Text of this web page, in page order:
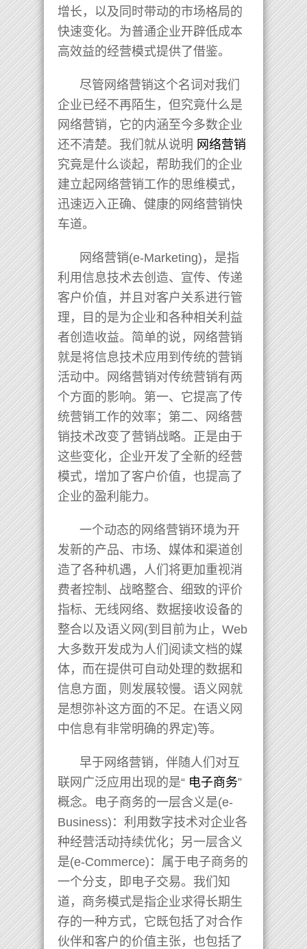
增长，以及同时带动的市场格局的
快速变化。为普通企业开辟低成本
高效益的经营模式提供了借鉴。
尽管网络营销这个名词对我们
企业已经不再陌生，但究竟什么是
网络营销，它的内涵至今多数企业
还不清楚。我们就从说明 网络营销
究竟是什么谈起，帮助我们的企业
建立起网络营销工作的思维模式，
迅速迈入正确、健康的网络营销快
车道。
网络营销(e-Marketing)，是指
利用信息技术去创造、宣传、传递
客户价值，并且对客户关系进行管
理，目的是为企业和各种相关利益
者创造收益。简单的说，网络营销
就是将信息技术应用到传统的营销
活动中。网络营销对传统营销有两
个方面的影响。第一、它提高了传
统营销工作的效率；第二、网络营
销技术改变了营销战略。正是由于
这些变化，企业开发了全新的经营
模式，增加了客户价值，也提高了
企业的盈利能力。
一个动态的网络营销环境为开
发新的产品、市场、媒体和渠道创
造了各种机遇，人们将更加重视消
费者控制、战略整合、细致的评价
指标、无线网络、数据接收设备的
整合以及语义网(到目前为止，Web
大多数开发成为人们阅读文档的媒
体，而在提供可自动处理的数据和
信息方面，则发展较慢。语义网就
是想弥补这方面的不足。在语义网
中信息有非常明确的界定)等。
早于网络营销，伴随人们对互
联网广泛应用出现的是“ 电子商务”
概念。电子商务的一层含义是(e-
Business)：利用数字技术对企业各
种经营活动持续优化；另一层含义
是(e-Commerce)：属于电子商务的
一个分支，即电子交易。我们知
道，商务模式是指企业求得长期生
存的一种方式，它既包括了对合作
伙伴和客户的价值主张，也包括了